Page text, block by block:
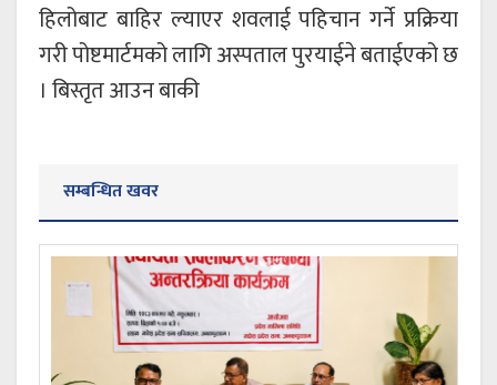
हिलोबाट बाहिर ल्याएर शवलाई पहिचान गर्ने प्रक्रिया
गरी पोष्टमार्टमको लागि अस्पताल पुरयाईने बताईएको छ
। बिस्तृत आउन बाकी
सम्बन्धित खवर